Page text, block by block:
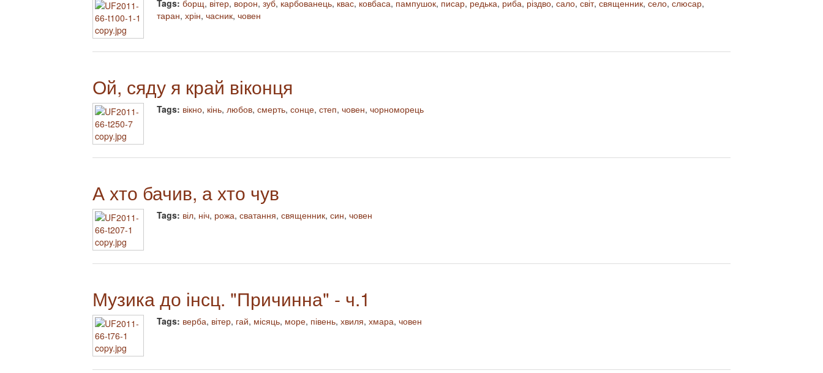
Tags: борщ, вітер, ворон, зуб, карбованець, квас, ковбаса, пампушок, писар, редька, риба, різдво, сало, світ, священник, село, слюсар,
таран, хрін, часник, човен
Ой, сяду я край віконця
Tags: вікно, кінь, любов, смерть, сонце, степ, човен, чорноморець
А хто бачив, а хто чув
Tags: віл, ніч, рожа, сватання, священник, син, човен
Музика до інсц. "Причинна" - ч.1
Tags: верба, вітер, гай, місяць, море, півень, хвиля, хмара, човен